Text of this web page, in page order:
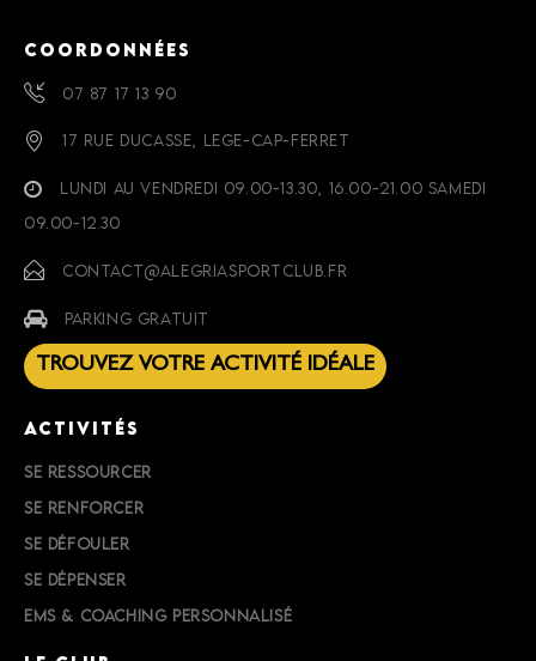
COORDONNÉES
07 87 17 13 90
17 RUE DUCASSE, LEGE-CAP-FERRET
LUNDI AU VENDREDI 09.00-13.30, 16.00-21.00 SAMEDI
09.00-12.30
CONTACT@ALEGRIASPORTCLUB.FR
PARKING GRATUIT
TROUVEZ VOTRE ACTIVITÉ IDÉALE
ACTIVITÉS
SE RESSOURCER
SE RENFORCER
SE DÉFOULER
SE DÉPENSER
EMS & COACHING PERSONNALISÉ